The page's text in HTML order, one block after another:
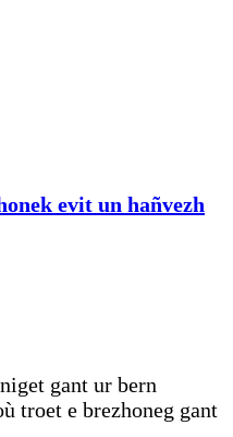
evit un hañvezh
gant ur bern
troet e brezhoneg gant